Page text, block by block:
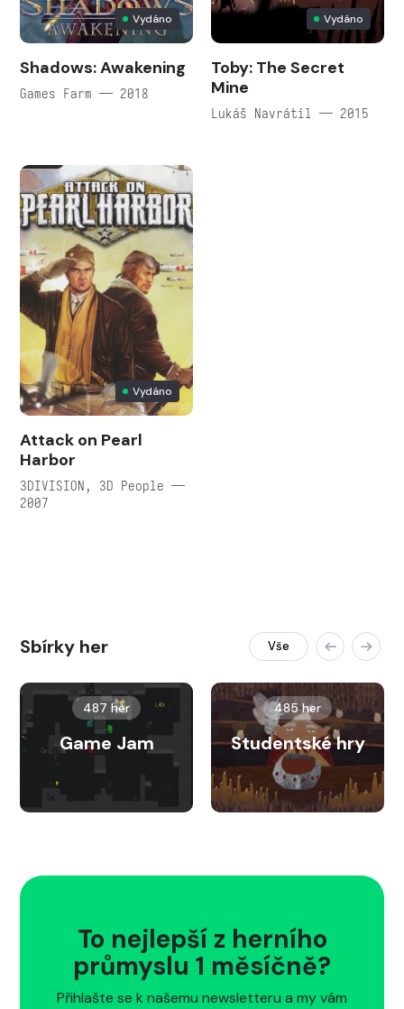
Vydáno
Shadows: Awakening
Games Farm — 2018
Vydáno
Toby: The Secret
Mine
Lukáš Navrátil — 2015
Vydáno
Attack on Pearl
Harbor
3DIVISION, 3D People —
2007
Sbírky her Vše
487 her
Game Jam
485 her
Studentské hry
To nejlepší z herního
průmyslu 1 měsíčně?
Přihlašte se k našemu newsletteru a my vám